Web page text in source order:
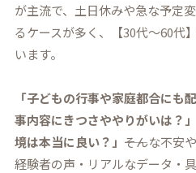
が主流で、土日休みや急な予定
るケースが多く、【30代～60代
います。
「子どもの行事や家庭都合にも
事内容にきつさややりがいは？
境は本当に良い？」 ――そんな不
経験者の声・リアルなデータ・